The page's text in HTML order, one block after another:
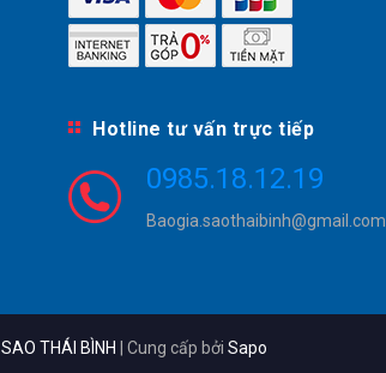
Hotline tư vấn trực tiếp
0985.18.12.19
Baogia.saothaibinh@gmail.com
SAO THÁI BÌNH | Cung cấp bởi Sapo